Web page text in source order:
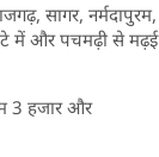
सागर, नर्मदापुरम,
में और पचमढ़ी से मढ़ई
3 हजार और